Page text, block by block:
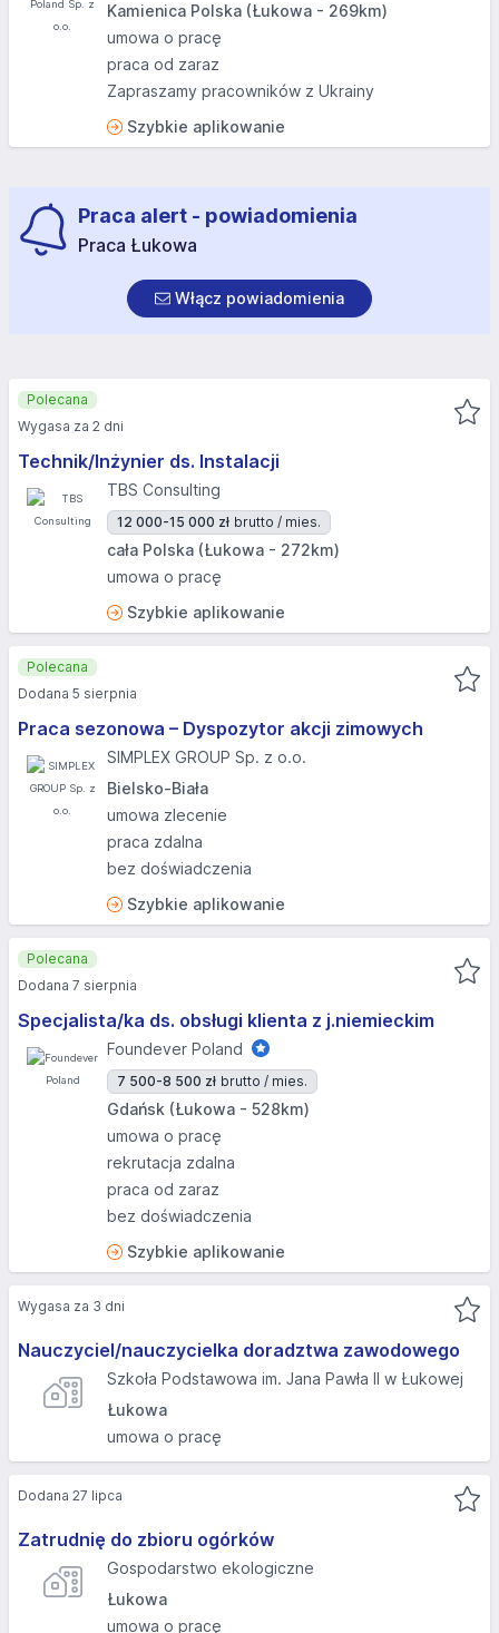
Kamienica Polska (Łukowa - 269km)
umowa o pracę
praca od zaraz
Zapraszamy pracowników z Ukrainy
Szybkie aplikowanie
Praca alert - powiadomienia
Praca Łukowa
Włącz powiadomienia
Technik/Inżynier ds. Instalacji
TBS Consulting
12 000-15 000 zł brutto / mies.
cała Polska (Łukowa - 272km)
umowa o pracę
Szybkie aplikowanie
Polecana
Wygasa za 2 dni
Praca sezonowa – Dyspozytor akcji zimowych
SIMPLEX GROUP Sp. z o.o.
Bielsko-Biała
umowa zlecenie
praca zdalna
bez doświadczenia
Szybkie aplikowanie
Polecana
Dodana 5 sierpnia
Specjalista/ka ds. obsługi klienta z j.niemieckim
Foundever Poland
7 500-8 500 zł brutto / mies.
Gdańsk (Łukowa - 528km)
umowa o pracę
rekrutacja zdalna
praca od zaraz
bez doświadczenia
Szybkie aplikowanie
Polecana
Dodana 7 sierpnia
Nauczyciel/nauczycielka doradztwa zawodowego
Szkoła Podstawowa im. Jana Pawła II w Łukowej
Łukowa
umowa o pracę
Wygasa za 3 dni
Zatrudnię do zbioru ogórków
Gospodarstwo ekologiczne
Łukowa
umowa o pracę
Dodana 27 lipca